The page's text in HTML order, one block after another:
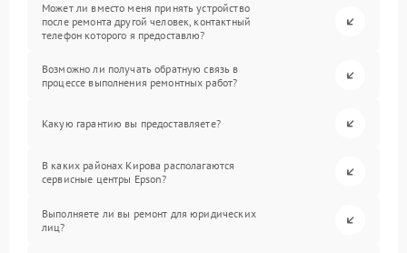
Может ли вместо меня принять устройство
после ремонта другой человек, контактный
телефон которого я предоставлю?
Возможно ли получать обратную связь в
процессе выполнения ремонтных работ?
Какую гарантию вы предоставляете?
В каких районах Кирова располагаются
сервисные центры Epson?
Выполняете ли вы ремонт для юридических
лиц?